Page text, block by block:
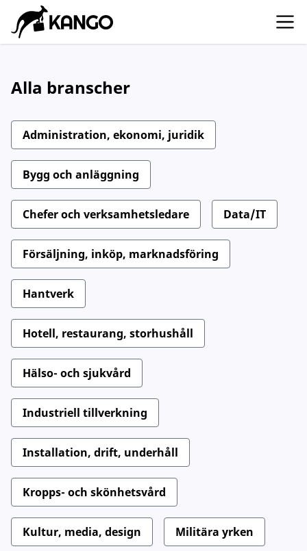
Alla branscher
Administration, ekonomi, juridik
Bygg och anläggning
Chefer och verksamhetsledare Data/IT
Försäljning, inköp, marknadsföring
Hantverk
Hotell, restaurang, storhushåll
Hälso- och sjukvård
Industriell tillverkning
Installation, drift, underhåll
Kropps- och skönhetsvård
Kultur, media, design Militära yrken